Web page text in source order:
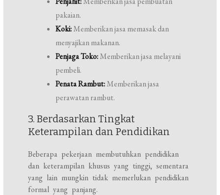
pakaian.
Koki:Memberikan jasa memasak dan
menyajikan makanan.
Penjaga Toko:Memberikan jasa melayani
pembeli.
Penata Rambut:Memberikan jasa
perawatan rambut.
3. Berdasarkan Tingkat
Keterampilan dan Pendidikan
Beberapa pekerjaan membutuhkan pendidikan
dan keterampilan khusus yang tinggi, sementara
yang lain mungkin tidak memerlukan pendidikan
formal yang panjang.